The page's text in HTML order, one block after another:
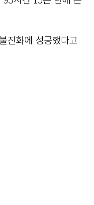
진화에 성공했다고